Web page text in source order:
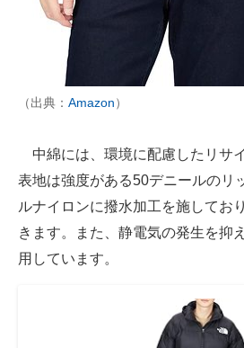
（出典： Amazon）
中綿には、環境に配慮したリサ
表地は強度がある50デニールのリ
ルナイロンに撥水加工を施してお
きます。また、静電気の発生を抑
用しています。